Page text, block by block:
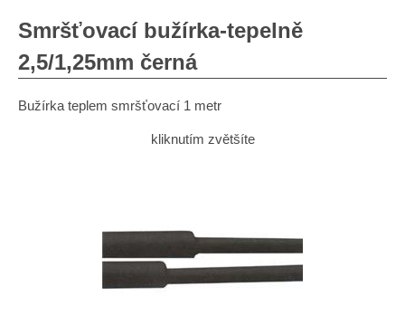
Smršťovací bužírka-tepelně
2,5/1,25mm černá
Bužírka teplem smršťovací 1 metr
kliknutím zvětšíte